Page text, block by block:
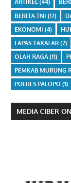
ARTIKEL(44)
BERITA TNI (17)
EKONOMI (4)
LAPAS TAKALAR(7)
OLAH RAGA(11)
PEMKAB MURUNG
POLRES PALOPO (1)
MEDIA CIBER